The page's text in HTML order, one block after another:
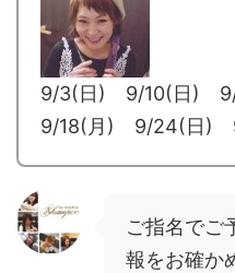
9/3(日) 9/10(日) 9/
9/18(月) 9/24(日)
ご指名でご
報をお確か